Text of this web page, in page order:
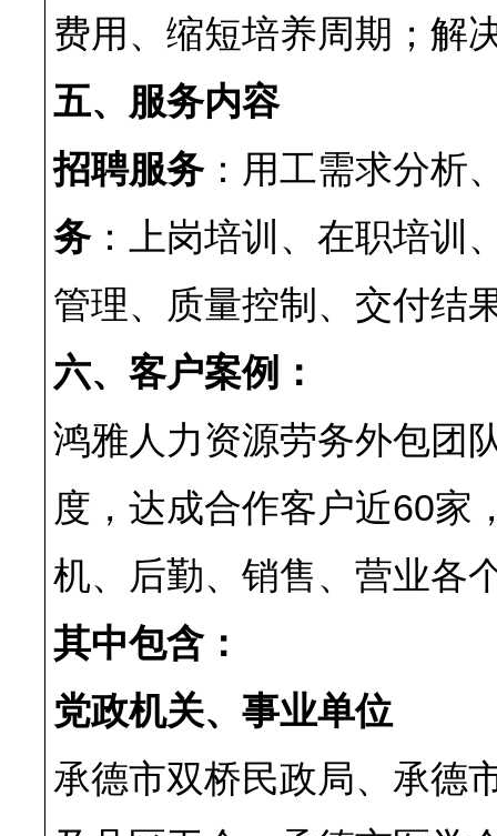
费用、缩短培养周期；解
五、服务内容
招聘服务：用工需求分析
务：上岗培训、在职培训
管理、质量控制、交付结
六、客户案例：
鸿雅人力资源劳务外包团
度，达成合作客户近60家
机、后勤、销售、营业各
其中包含：
党政机关、事业单位
承德市双桥民政局、承德